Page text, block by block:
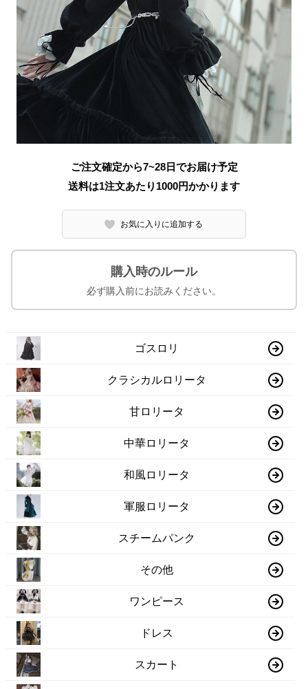
ご注文確定から7~28日でお届け予定
送料は1注文あたり 1000円かかります
お気に入りに追加する
購入時のルール
必ず購入前にお読みください。
ゴスロリ
クラシカルロリータ
甘ロリータ
中華ロリータ
和風ロリータ
軍服ロリータ
スチームパンク
その他
ワンピース
ドレス
スカート